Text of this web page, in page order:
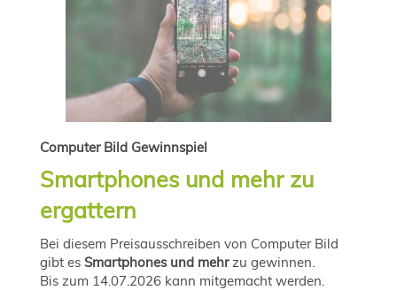
Computer Bild Gewinnspiel
Smartphones und mehr zu
ergattern
Bei diesem Preisausschreiben von Computer Bild
gibt es Smartphones und mehrzu gewinnen.
Bis zum 14.07.2026 kann mitgemacht werden.